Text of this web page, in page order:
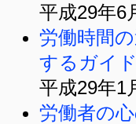
平成29年6
労働時間
するガイ
平成29年1
労働者の